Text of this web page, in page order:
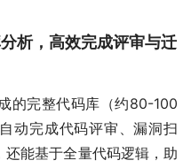
析，高效完成评审与迁
的完整代码库（约80-100
动完成代码评审、漏洞扫
能基于全量代码逻辑，助